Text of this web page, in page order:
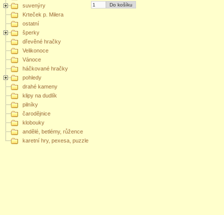
suvenýry
Krteček p. Milera
ostatní
šperky
dřevěné hračky
Velikonoce
Vánoce
háčkované hračky
pohledy
drahé kameny
klipy na dudlík
pilníky
čarodějnice
klobouky
andělé, betlémy, růžence
karetní hry, pexesa, puzzle